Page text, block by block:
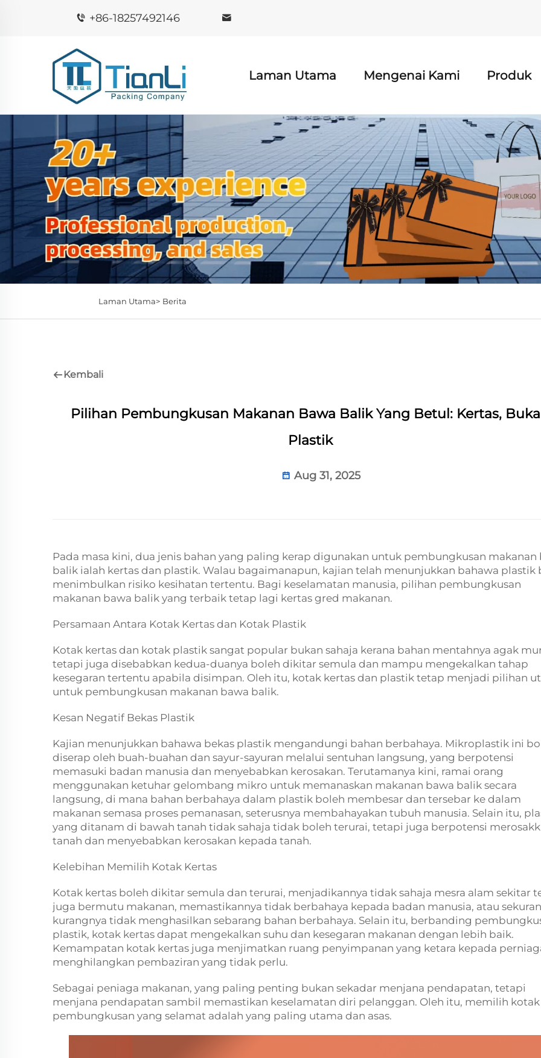
+86-18257492146
Laman Utama Mengenai Kami Produk
Laman Utama> Berita
Kembali
Pilihan Pembungkusan Makanan Bawa Balik Yang Betul: Kertas,
Plastik
Aug 31, 2025
Pada masa kini, dua jenis bahan yang paling kerap digunakan untuk pembungkusan makanan
balik ialah kertas dan plastik. Walau bagaimanapun, kajian telah menunjukkan bahawa plastik
menimbulkan risiko kesihatan tertentu. Bagi keselamatan manusia, pilihan pembungkusan
makanan bawa balik yang terbaik tetap lagi kertas gred makanan.
Persamaan Antara Kotak Kertas dan Kotak Plastik
Kotak kertas dan kotak plastik sangat popular bukan sahaja kerana bahan mentahnya agak
tetapi juga disebabkan kedua-duanya boleh dikitar semula dan mampu mengekalkan tahap
kesegaran tertentu apabila disimpan. Oleh itu, kotak kertas dan plastik tetap menjadi pilihan
untuk pembungkusan makanan bawa balik.
Kesan Negatif Bekas Plastik
Kajian menunjukkan bahawa bekas plastik mengandungi bahan berbahaya. Mikroplastik ini
diserap oleh buah-buahan dan sayur-sayuran melalui sentuhan langsung, yang berpotensi
memasuki badan manusia dan menyebabkan kerosakan. Terutamanya kini, ramai orang
menggunakan ketuhar gelombang mikro untuk memanaskan makanan bawa balik secara
langsung, di mana bahan berbahaya dalam plastik boleh membesar dan tersebar ke dalam
makanan semasa proses pemanasan, seterusnya membahayakan tubuh manusia. Selain itu,
yang ditanam di bawah tanah tidak sahaja tidak boleh terurai, tetapi juga berpotensi
tanah dan menyebabkan kerosakan kepada tanah.
Kelebihan Memilih Kotak Kertas
Kotak kertas boleh dikitar semula dan terurai, menjadikannya tidak sahaja mesra alam sekitar
juga bermutu makanan, memastikannya tidak berbahaya kepada badan manusia, atau
kurangnya tidak menghasilkan sebarang bahan berbahaya. Selain itu, berbanding
plastik, kotak kertas dapat mengekalkan suhu dan kesegaran makanan dengan lebih baik.
Kemampatan kotak kertas juga menjimatkan ruang penyimpanan yang ketara kepada
menghilangkan pembaziran yang tidak perlu.
Sebagai peniaga makanan, yang paling penting bukan sekadar menjana pendapatan, tetapi
menjana pendapatan sambil memastikan keselamatan diri pelanggan. Oleh itu, memilih kotak
pembungkusan yang selamat adalah yang paling utama dan asas.